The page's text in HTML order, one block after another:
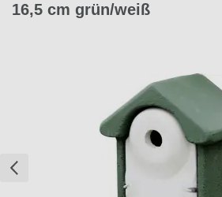
16,5 cm grün/weiß